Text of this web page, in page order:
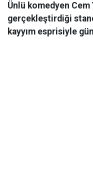
Ünlü komedyen Cem
gerçekleştirdiği
kayyım esprisiyle